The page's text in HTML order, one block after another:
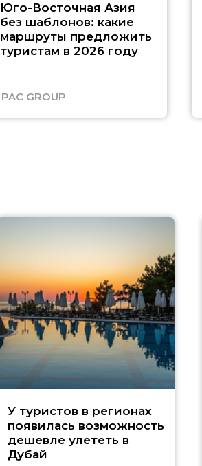
Юго-Восточная Азия
без шаблонов: какие
маршруты предложить
туристам в 2026 году
PAC GROUP
У туристов в регионах
появилась возможность
дешевле улететь в
Дубай